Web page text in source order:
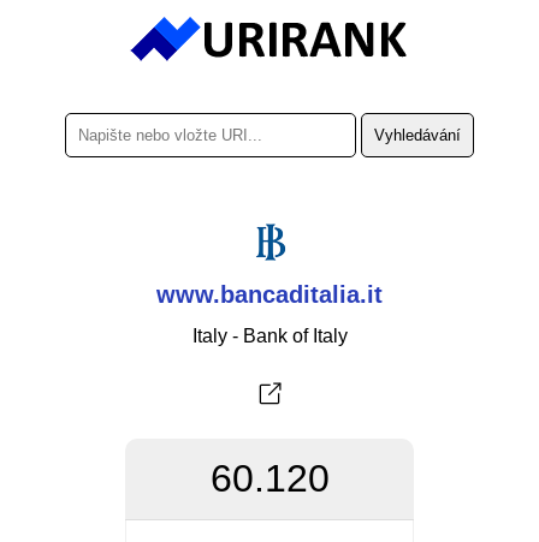
www.bancaditalia.it
Italy - Bank of Italy
60.120